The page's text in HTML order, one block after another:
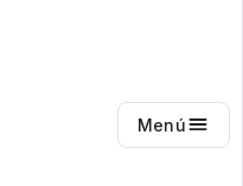
Menú